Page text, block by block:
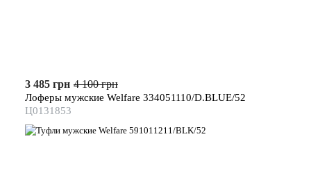
3 485 грн 4 100 грн
Лоферы мужские Welfare 334051110/D.BLUE/52
Ц0131853